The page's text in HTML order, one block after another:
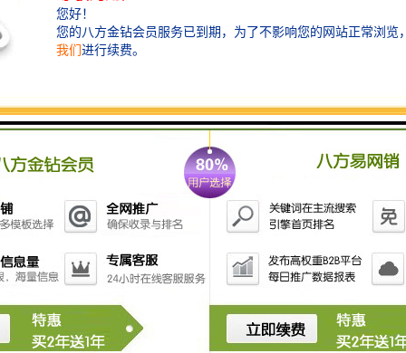
在熔化炉中所有的氧化物及化物都会以渣的形式流离于
铁（铝）水中。当它们的直径大于0.1mm时上浮很快，
0.002mm左右时，这样子的杂质上浮慢，并且上升速度
约而悬浮于铁（铝）水中。想不使用挡渣棉和过滤网就
把铁（铝）水做到纯净是很难的，所以挡渣棉和过滤网
的使用是很有必要的，无论什么手段都很难替代挡渣棉
和过滤网。